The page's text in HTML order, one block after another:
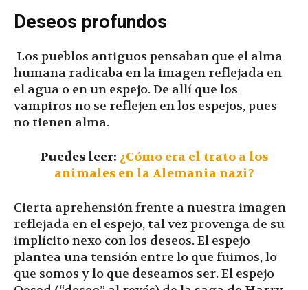
Deseos profundos
Los pueblos antiguos pensaban que el alma
humana radicaba en la imagen reflejada en
el agua o en un espejo. De allí que los
vampiros no se reflejen en los espejos, pues
no tienen alma.
Puedes leer: ¿Cómo era el trato a los
animales en la Alemania nazi?
Cierta aprehensión frente a nuestra imagen
reflejada en el espejo, tal vez provenga de su
implícito nexo con los deseos. El espejo
plantea una tensión entre lo que fuimos, lo
que somos y lo que deseamos ser. El espejo